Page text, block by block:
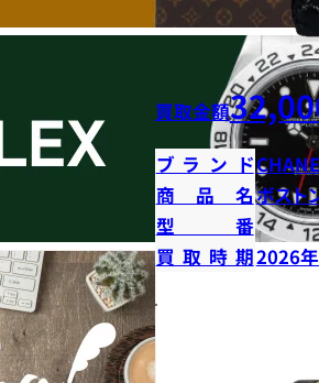
買取金額
ブランド
商品名ボスト
型番
買取時期2026